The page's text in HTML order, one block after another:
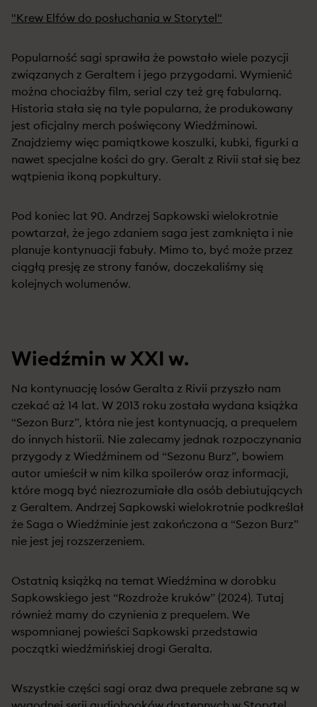
"Krew Elfów do posłuchania w Storytel"
Popularność sagi sprawiła że powstało wiele pozycji
związanych z Geraltem i jego przygodami. Wymienić
można chociażby film, serial czy też grę fabularną.
Historia stała się na tyle popularna, że produkowany
jest oficjalny merch poświęcony Wiedźminowi.
Znajdziemy więc pamiątkowe koszulki, kubki, figurki a
nawet specjalne kości do gry. Geralt z Rivii stał się bez
wątpienia ikoną popkultury.
Pod koniec lat 90. Andrzej Sapkowski wielokrotnie
powtarzał, że jego zdaniem saga jest zamknięta i nie
planuje kontynuacji fabuły. Mimo to, być może przez
ciągłą presję ze strony fanów, doczekaliśmy się
kolejnych wolumenów.
Wiedźmin w XXI w.
Na kontynuację losów Geralta z Rivii przyszło nam
czekać aż 14 lat. W 2013 roku została wydana książka
“Sezon Burz”, która nie jest kontynuacją, a prequelem
do innych historii. Nie zalecamy jednak rozpoczynania
przygody z Wiedźminem od “Sezonu Burz”, bowiem
autor umieścił w nim kilka spoilerów oraz informacji,
które mogą być niezrozumiałe dla osób debiutujących
z Geraltem. Andrzej Sapkowski wielokrotnie podkreślał
że Saga o Wiedźminie jest zakończona a “Sezon Burz”
nie jest jej rozszerzeniem.
Ostatnią książką na temat Wiedźmina w dorobku
Sapkowskiego jest “Rozdroże kruków” (2024). Tutaj
również mamy do czynienia z prequelem. We
wspomnianej powieści Sapkowski przedstawia
początki wiedźmińskiej drogi Geralta.
Wszystkie części sagi oraz dwa prequele zebrane są w